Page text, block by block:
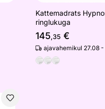
Kattemadrats
ringlukuga
145,35 €
ajavahemikul 27.08
Atlanta